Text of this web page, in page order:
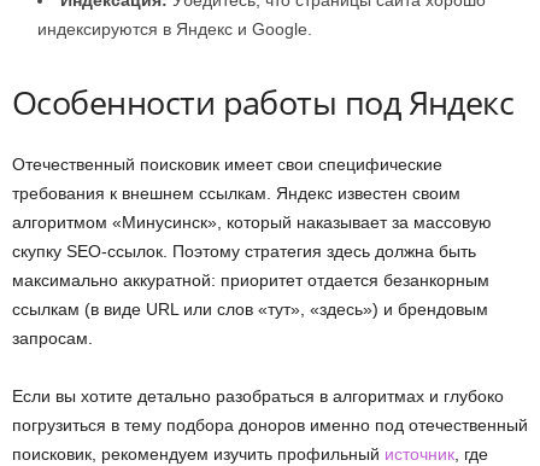
индексируются в Яндекс и Google.
Особенности работы под Яндекс
Отечественный поисковик имеет свои специфические
требования к внешнем ссылкам. Яндекс известен своим
алгоритмом «Минусинск», который наказывает за массовую
скупку SEO-ссылок. Поэтому стратегия здесь должна быть
максимально аккуратной: приоритет отдается безанкорным
ссылкам (в виде URL или слов «тут», «здесь») и брендовым
запросам.
Если вы хотите детально разобраться в алгоритмах и глубоко
погрузиться в тему подбора доноров именно под отечественный
поисковик, рекомендуем изучить профильный источник, где